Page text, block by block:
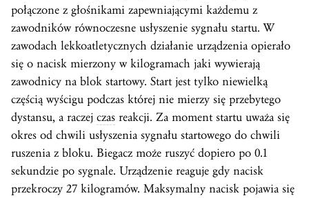
połączone z głośnikami zapewniającymi każdemu z
zawodników równoczesne usłyszenie sygnału startu. W
zawodach lekkoatletycznych działanie urządzenia opierało
się o nacisk mierzony w kilogramach jaki wywierają
zawodnicy na blok startowy. Start jest tylko niewielką
częścią wyścigu podczas której nie mierzy się przebytego
dystansu, a raczej czas reakcji. Za moment startu uważa się
okres od chwili usłyszenia sygnału startowego do chwili
ruszenia z bloku. Biegacz może ruszyć dopiero po 0.1
sekundzie po sygnale. Urządzenie reaguje gdy nacisk
przekroczy 27 kilogramów. Maksymalny nacisk pojawia się